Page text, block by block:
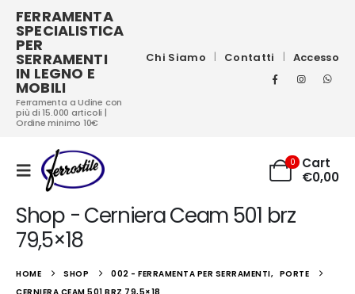
FERRAMENTA
SPECIALISTICA
PER
SERRAMENTI
IN LEGNO E
MOBILI
Ferramenta a Udine con
più di 15.000 articoli |
Ordine minimo 10€
Chi Siamo Contatti Accesso
0
Cart
€0,00
Shop - Cerniera Ceam 501 brz
79,5×18
HOME SHOP 002 - FERRAMENTA PER SERRAMENTI, PORTE